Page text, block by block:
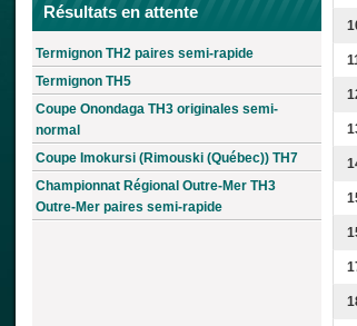
Résultats en attente
Termignon TH2 paires semi-rapide
Termignon TH5
Coupe Onondaga TH3 originales semi-
normal
Coupe Imokursi (Rimouski (Québec)) TH7
Championnat Régional Outre-Mer TH3
Outre-Mer paires semi-rapide